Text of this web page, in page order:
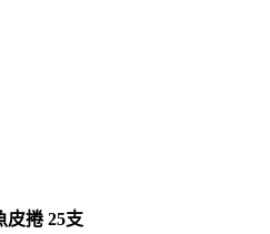
皮捲 25支